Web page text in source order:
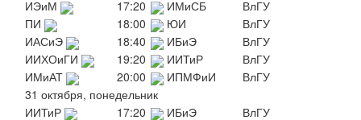
ИЭиМ
17:20 ИМиСБ
ВлГУ
ПИ
18:00 ЮИ
ВлГУ
ИАСиЭ
18:40 ИБиЭ
ВлГУ
ИИХОиГИ
19:20 ИИТиР
ВлГУ
ИМиАТ
20:00 ИПМФиИ
ВлГУ
31 октября, понедельник
ИИТиР
17:20 ИБиЭ
ВлГУ